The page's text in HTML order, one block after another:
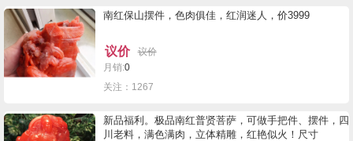
南红保山摆件，色肉俱佳，红润迷人，价3999
议价
议价
月销:0
关注：1267
新品福利。极品南红普贤菩萨，可做手把件、摆件，四
川老料，满色满肉，立体精雕，红艳似火！尺寸